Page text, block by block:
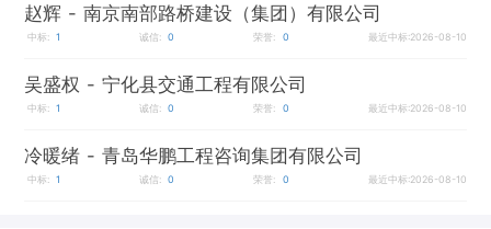
赵辉 - 南京南部路桥建设（集团）有限公司
中标: 1 诚信: 0 荣誉: 0 最近中标:2026-08-10
吴盛权 - 宁化县交通工程有限公司
中标: 1 诚信: 0 荣誉: 0 最近中标:2026-08-10
冷暖绪 - 青岛华鹏工程咨询集团有限公司
中标: 1 诚信: 0 荣誉: 0 最近中标:2026-08-10